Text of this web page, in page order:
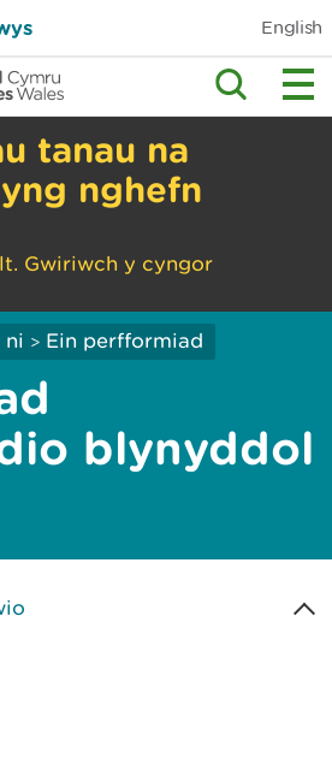
English
tanau na
nghefn
Gwiriwch y cyngor
ni > Ein perfformiad
blynyddol